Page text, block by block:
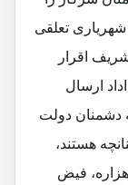
شهریاری تعلقی
اقرار
ارسال
دشمنان دولت
هستند،
هزاره، فیض